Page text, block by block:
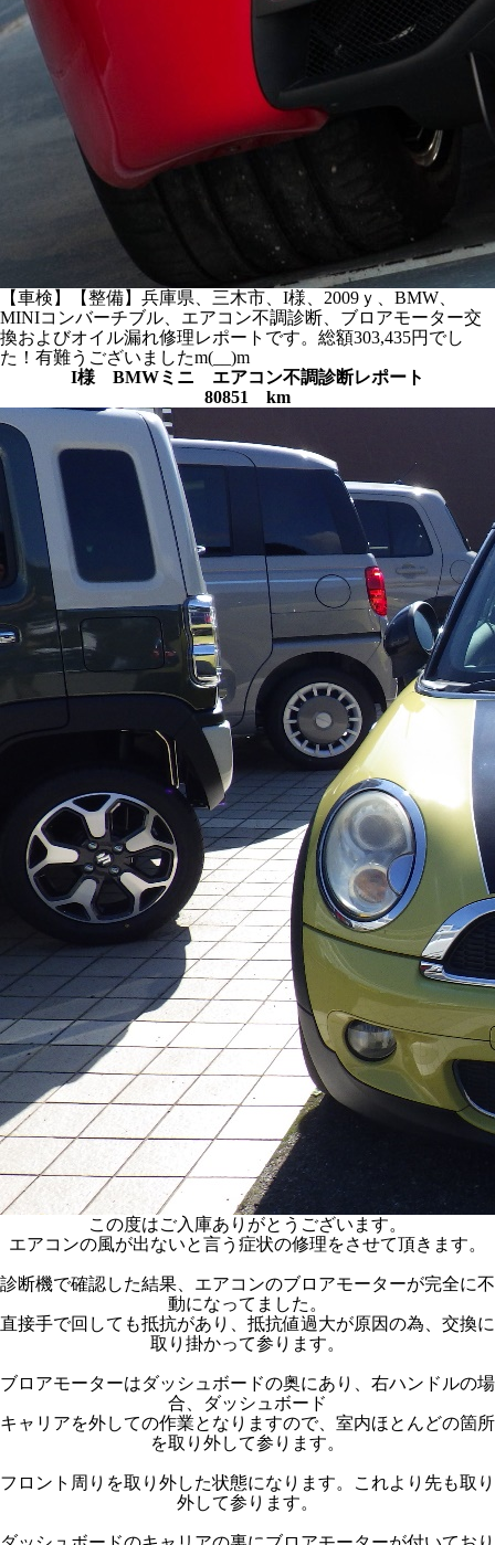
【車検】【整備】兵庫県、三木市、I様、2009ｙ、BMW、
MINIコンバーチブル、エアコン不調診断、ブロアモーター交
換およびオイル漏れ修理レポートです。総額303,435円でし
た！有難うございましたm(__)m
I様 BMWミニ エアコン不調診断レポート
80851 km
この度はご入庫ありがとうございます。
エアコンの風が出ないと言う症状の修理をさせて頂きます。
診断機で確認した結果、エアコンのブロアモーターが完全に不
動になってました。
直接手で回しても抵抗があり、抵抗値過大が原因の為、交換に
取り掛かって参ります。
ブロアモーターはダッシュボードの奥にあり、右ハンドルの場
合、ダッシュボード
キャリアを外しての作業となりますので、室内ほとんどの箇所
を取り外して参ります。
フロント周りを取り外した状態になります。これより先も取り
外して参ります。